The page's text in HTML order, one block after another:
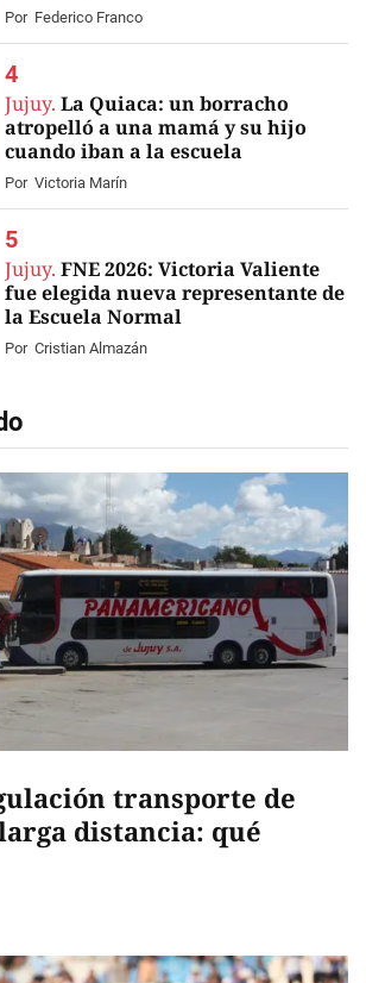
Por Federico Franco
Jujuy. La Quiaca: un borracho
atropelló a una mamá y su hijo
cuando iban a la escuela
Por Victoria Marín
Jujuy. FNE 2026: Victoria Valiente
fue elegida nueva representante de
la Escuela Normal
Por Cristian Almazán
transporte de
distancia: qué